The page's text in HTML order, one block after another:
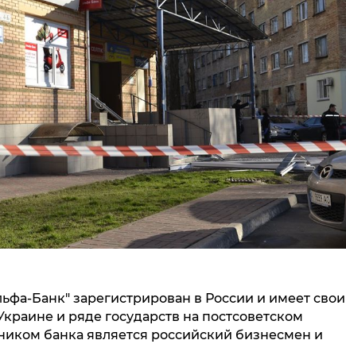
Банк" зарегистрирован в России и имеет свои
и ряде государств на постсоветском
банка является российский бизнесмен и